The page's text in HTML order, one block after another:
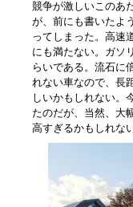
競争が激しいこのあ
が、前にも書いたよ
ってしまった。高速
にも満たない。ガソ
らいである。流石に
れない車なので、長
しいかもしれない。
たのだが、当然、大
高すぎるかもしれな